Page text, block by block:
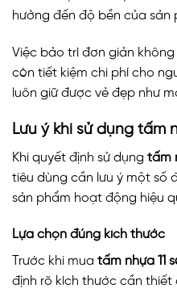
hưởng đến độ bền của sản
Việc bảo trì đơn giản
còn tiết kiệm chi phí cho
luôn giữ được vẻ đẹp như
Lưu ý khi sử dụng tấm
Khi quyết định sử dụng tấm
tiêu dùng cần lưu ý một số
sản phẩm hoạt động hiệu
Lựa chọn đúng kích thước
Trước khi mua tấm nhựa 11
định rõ kích thước cần thiết